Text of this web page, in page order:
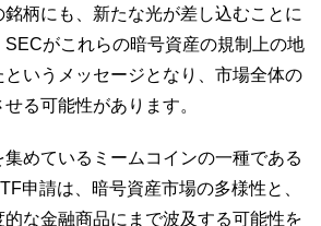
柄にも、新たな光が差し込むことに
SECがこれらの暗号資産の規制上の地
いうメッセージとなり、市場全体の
る可能性があります。
めているミームコインの一種である
申請は、暗号資産市場の多様性と、
な金融商品にまで波及する可能性を